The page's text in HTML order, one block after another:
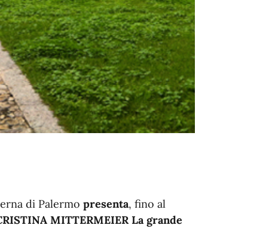
di Palermo presenta, fino al
MITTERMEIER La grande